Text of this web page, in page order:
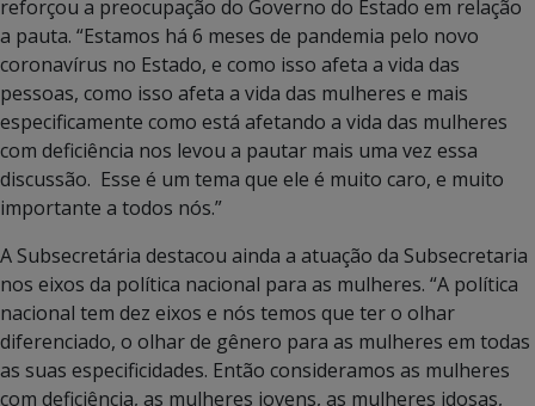
reforçou a preocupação do Governo do Estado em relação
a pauta. “Estamos há 6 meses de pandemia pelo novo
coronavírus no Estado, e como isso afeta a vida das
pessoas, como isso afeta a vida das mulheres e mais
especificamente como está afetando a vida das mulheres
com deficiência nos levou a pautar mais uma vez essa
discussão. Esse é um tema que ele é muito caro, e muito
importante a todos nós.”
A Subsecretária destacou ainda a atuação da Subsecretaria
nos eixos da política nacional para as mulheres. “A política
nacional tem dez eixos e nós temos que ter o olhar
diferenciado, o olhar de gênero para as mulheres em todas
as suas especificidades. Então consideramos as mulheres
com deficiência, as mulheres jovens, as mulheres idosas,